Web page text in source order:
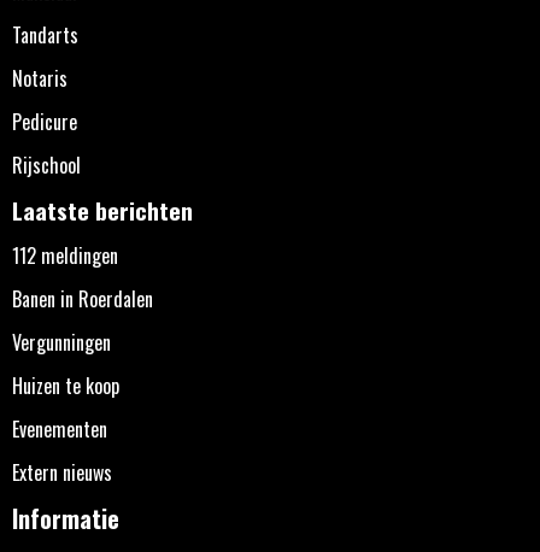
Tandarts
Notaris
Pedicure
Rijschool
Laatste berichten
112 meldingen
Banen in Roerdalen
Vergunningen
Huizen te koop
Evenementen
Extern nieuws
Informatie